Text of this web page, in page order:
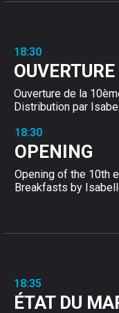
18:30
OUVERTURE
Ouverture de la
Distribution par
18:30
OPENING
Opening of the 10th
Breakfasts by
18:35
ÉTAT DU